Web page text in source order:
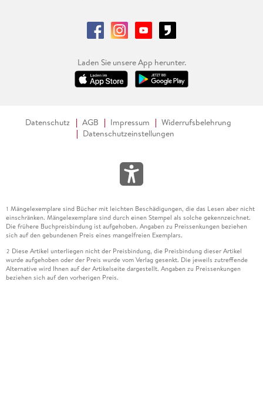
Laden Sie unsere App herunter.
Datenschutz AGB Impressum
Widerrufsbelehrung
Datenschutzeinstellungen
1 Mängelexemplare sind Bücher mit leichten Beschädigungen, die das Lesen aber nicht
einschränken. Mängelexemplare sind durch einen Stempel als solche gekennzeichnet.
Die frühere Buchpreisbindung ist aufgehoben. Angaben zu Preissenkungen beziehen
sich auf den gebundenen Preis eines mangelfreien Exemplars.
2 Diese Artikel unterliegen nicht der Preisbindung, die Preisbindung dieser Artikel
wurde aufgehoben oder der Preis wurde vom Verlag gesenkt. Die jeweils zutreffende
Alternative wird Ihnen auf der Artikelseite dargestellt. Angaben zu Preissenkungen
beziehen sich auf den vorherigen Preis.